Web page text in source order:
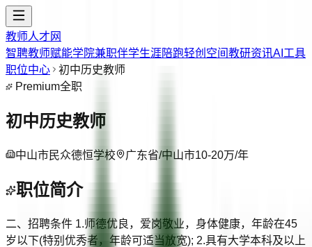
教师人才网
智聘教师赋能学院兼职伴学生涯陪跑轻创空间教研资讯AI工具
职位中心
初中历史教师
Premium全职
初中历史教师
中山市民众德恒学校 广东省/中山市10-20万/年
职位简介
二、招聘条件 1.师德优良，爱岗敬业，身体健康，年龄在45
岁以下(特别优秀者，年龄可适当放宽); 2.具有大学本科及以上